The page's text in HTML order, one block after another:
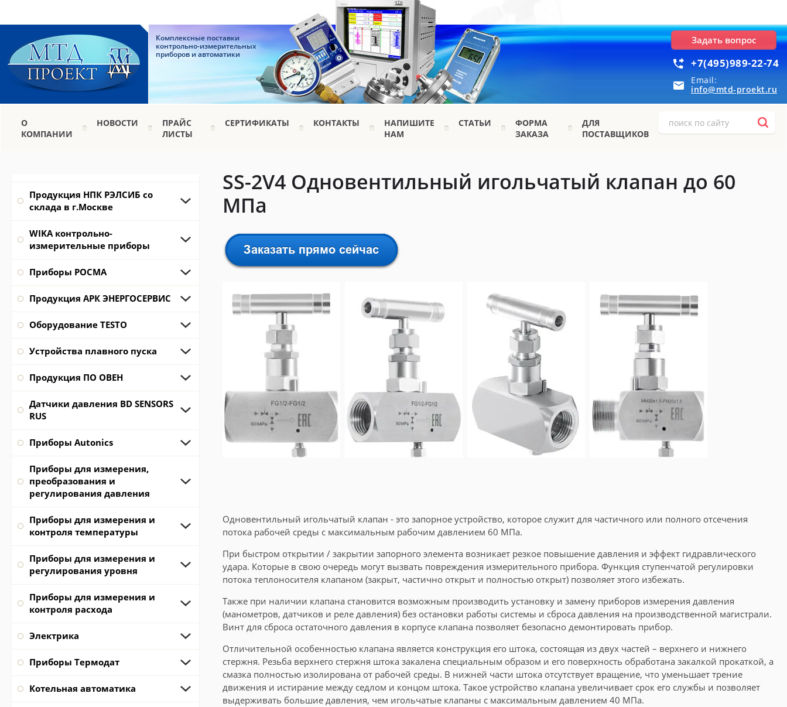
Комплексные поставки
контрольно-измерительных
приборов и автоматики
Задать вопрос
+7(495)989-22-74
Email:
info@mtd-proekt.ru
О
КОМПАНИИ
НОВОСТИ
ПРАЙС
ЛИСТЫ
СЕРТИФИКАТЫ КОНТАКТЫ
НАПИШИТЕ
НАМ
СТАТЬИ
ФОРМА
ЗАКАЗА
ДЛЯ
ПОСТАВЩИКОВ
Продукция НПК РЭЛСИБ со
склада в г.Москве
WIKA контрольно-
измерительные приборы
Приборы РОСМА
Продукция АРК ЭНЕРГОСЕРВИС
Оборудование TESTO
Устройства плавного пуска
Продукция ПО ОВЕН
Датчики давления BD SENSORS
RUS
Приборы Autonics
Приборы для измерения,
преобразования и
регулирования давления
Приборы для измерения и
контроля температуры
Приборы для измерения и
регулирования уровня
Приборы для измерения и
контроля расхода
Электрика
Приборы Термодат
Котельная автоматика
SS-2V4 Одновентильный игольчатый клапан до 60
МПа
Одновентильный игольчатый клапан - это запорное устройство, которое служит для частичного или полного отсечения
потока рабочей среды с максимальным рабочим давлением 60 МПа.
При быстром открытии / закрытии запорного элемента возникает резкое повышение давления и эффект гидравлического
удара. Которые в свою очередь могут вызвать повреждения измерительного прибора. Функция ступенчатой регулировки
потока теплоносителя клапаном (закрыт, частично открыт и полностью открыт) позволяет этого избежать.
Также при наличии клапана становится возможным производить установку и замену приборов измерения давления
(манометров, датчиков и реле давления) без остановки работы системы и сброса давления на производственной магистрали.
Винт для сброса остаточного давления в корпусе клапана позволяет безопасно демонтировать прибор.
Отличительной особенностью клапана является конструкция его штока, состоящая из двух частей – верхнего и нижнего
стержня. Резьба верхнего стержня штока закалена специальным образом и его поверхность обработана закалкой прокаткой, а
смазка полностью изолирована от рабочей среды. В нижней части штока отсутствует вращение, что уменьшает трение
движения и истирание между седлом и концом штока. Такое устройство клапана увеличивает срок его службы и позволяет
выдерживать большие давления, чем игольчатые клапаны с максимальным давлением 40 МПа.